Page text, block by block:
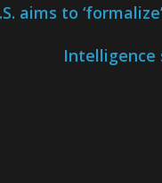
aims to
Intelligence